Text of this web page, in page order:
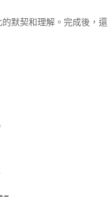
默契和理解。完成後，還